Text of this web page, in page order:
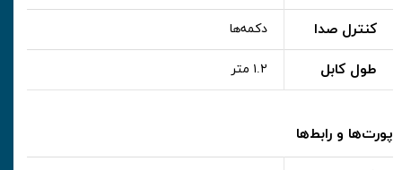
کنترل صدا دکمه‌ها
طول کابل ۱.۲ متر
پورت‌ها و رابط‌ها